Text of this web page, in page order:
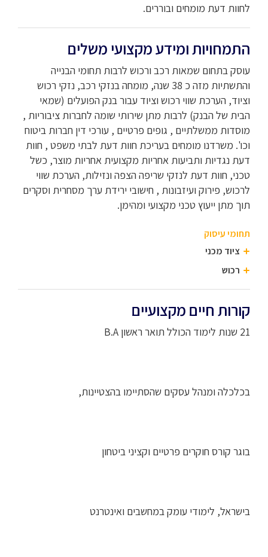
לחוות דעת מומחים ובוררים.
התמחויות ומידע מקצועי משלים
עוסק בתחום שמאות רכב ורכוש לרבות תחומי הבנייה
והתשתיות מזה כ 38 שנה, מומחה בנזקי רכב, נזקי רכוש
וציוד, הערכת שווי רכוש וציוד עבור בנק הפועלים (שמאי
הבית של הבנק) לרבות מתן שירותי שומה לחברות ציבוריות ,
מוסדות ממשלתיים , גופים פרטיים , עורכי דין חברות ביטוח
וכו'. משרדנו מומחים בעריכת חוות דעת לבתי משפט , חוות
דעת נגדיות ותביעות אחריות מקצועית אחריות מוצר, כשל
טכני, חוות דעת לנזקי שריפה הצפה ונזילות, הערכת שווי
לרכוש, פירוק ועיזבונות , חישובי ירידת ערך מסחרית וסקרים
תוך מתן ייעוץ טכני מקצועי ומהימן.
תחומי עיסוק
ציוד מכני
רכוש
קורות חיים מקצועיים
21 שנות לימוד הכולל תואר ראשון B.A
בכלכלה ומנהל עסקים שהסתיימו בהצטיינות,
בוגר קורס חוקרים פרטיים וקציני ביטחון
בישראל, לימודי עומק במחשבים ואינטרנט